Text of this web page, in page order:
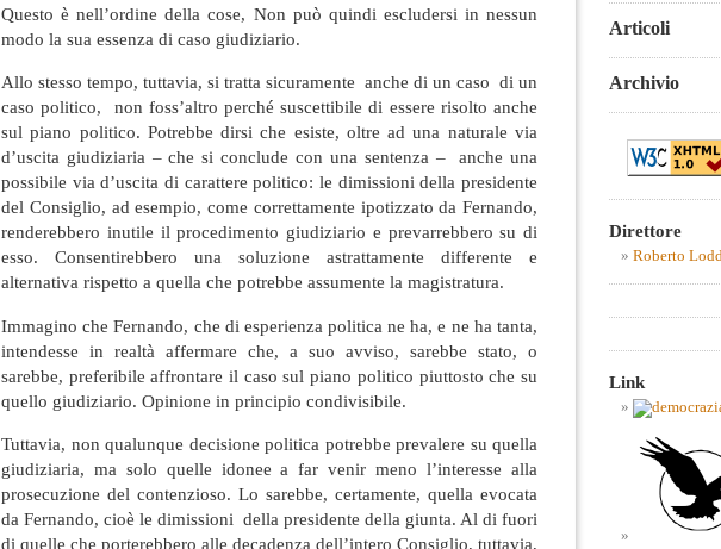
Questo è nell’ordine della cose, Non può quindi escludersi in nessun
modo la sua essenza di caso giudiziario.
Allo stesso tempo, tuttavia, si tratta sicuramente anche di un caso di un
caso politico, non foss’altro perché suscettibile di essere risolto anche
sul piano politico. Potrebbe dirsi che esiste, oltre ad una naturale via
d’uscita giudiziaria – che si conclude con una sentenza – anche una
possibile via d’uscita di carattere politico: le dimissioni della presidente
del Consiglio, ad esempio, come correttamente ipotizzato da Fernando,
renderebbero inutile il procedimento giudiziario e prevarrebbero su di
esso. Consentirebbero una soluzione astrattamente differente e
alternativa rispetto a quella che potrebbe assumente la magistratura.
Immagino che Fernando, che di esperienza politica ne ha, e ne ha tanta,
intendesse in realtà affermare che, a suo avviso, sarebbe stato, o
sarebbe, preferibile affrontare il caso sul piano politico piuttosto che su
quello giudiziario. Opinione in principio condivisibile.
Tuttavia, non qualunque decisione politica potrebbe prevalere su quella
giudiziaria, ma solo quelle idonee a far venir meno l’interesse alla
prosecuzione del contenzioso. Lo sarebbe, certamente, quella evocata
da Fernando, cioè le dimissioni della presidente della giunta. Al di fuori
di quelle che porterebbero alle decadenza dell’intero Consiglio, tuttavia,
Articoli
Archivio
Direttore
Roberto
Link